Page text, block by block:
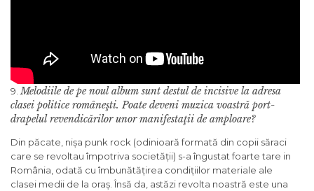
9. Melodiile de pe noul album sunt destul de incisive la adresa
clasei politice româneşti. Poate deveni muzica voastră port-
drapelul revendicărilor unor manifestaţii de amploare?
Din păcate, nișa punk rock (odinioară formată din copii săraci
care se revoltau împotriva societății) s-a îngustat foarte tare in
România, odată cu îmbunătățirea condițiilor materiale ale
clasei medii de la oraș. Însă da, astăzi revolta noastră este una